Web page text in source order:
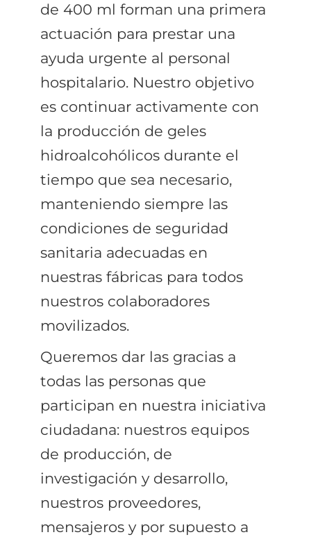
de 400 ml forman una primera
actuación para prestar una
ayuda urgente al personal
hospitalario. Nuestro objetivo
es continuar activamente con
la producción de geles
hidroalcohólicos durante el
tiempo que sea necesario,
manteniendo siempre las
condiciones de seguridad
sanitaria adecuadas en
nuestras fábricas para todos
nuestros colaboradores
movilizados.
Queremos dar las gracias a
todas las personas que
participan en nuestra iniciativa
ciudadana: nuestros equipos
de producción, de
investigación y desarrollo,
nuestros proveedores,
mensajeros y por supuesto a